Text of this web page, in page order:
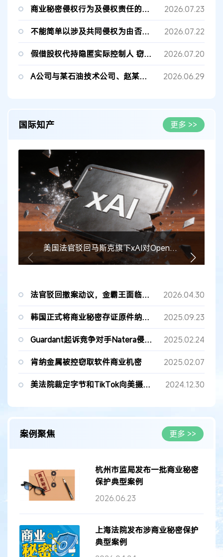
商业秘密侵权行为及侵权责任的认定 2026.07.23
不能简单以涉及共同侵权为由否定仲裁协议的适用 2026.07.22
假借股权代持隐匿实际控制人 窃取技术秘密开展同行业竞争 2026.07.20
A公司与某石油技术公司、赵某侵害技术秘密纠纷案 2026.06.29
国际知产 更多 >>
美国法官驳回马斯克旗下xAI对OpenAI的商业秘密诉讼
法官驳回撤案动议，金霸王面临巴斯夫电池商业秘密诉讼 2026.04.30
韩国正式将商业秘密存证原件纳入海牙认证 2025.09.23
Guardant起诉竞争对手Natera侵犯癌症检测商业机密 2025.02.24
肯纳金属被控窃取软件商业机密 2025.02.07
美法院裁定字节和TikTok向美摄提供争议商业秘密纠纷的源代码 2024.12.30
案例聚焦 更多 >>
杭州市监局发布一批商业秘密
保护典型案例
2026.06.23
上海法院发布涉商业秘密保护
典型案例